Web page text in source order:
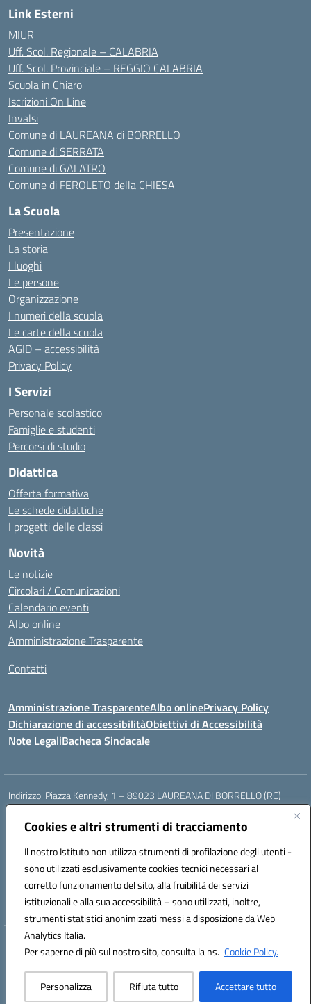
Cookies e altri strumenti di tracciamento
Il nostro Istituto non utilizza strumenti di profilazione degli utenti -
sono utilizzati esclusivamente cookies tecnici necessari al
corretto funzionamento del sito, alla fruibilità dei servizi
istituzionali e alla sua accessibilità – sono utilizzati, inoltre,
strumenti statistici anonimizzati messi a disposizione da Web
Analytics Italia.
Per saperne di più sul nostro sito, consulta la ns. Cookie Policy.
Personalizza Rifiuta tutto Accettare tutto
Link Esterni
MIUR
Uff. Scol. Regionale – CALABRIA
Uff. Scol. Provinciale – REGGIO CALABRIA
Scuola in Chiaro
Iscrizioni On Line
Invalsi
Comune di LAUREANA di BORRELLO
Comune di SERRATA
Comune di GALATRO
Comune di FEROLETO della CHIESA
La Scuola
Presentazione
La storia
I luoghi
Le persone
Organizzazione
I numeri della scuola
Le carte della scuola
AGID – accessibilità
Privacy Policy
I Servizi
Personale scolastico
Famiglie e studenti
Percorsi di studio
Didattica
Offerta formativa
Le schede didattiche
I progetti delle classi
Novità
Le notizie
Circolari / Comunicazioni
Calendario eventi
Albo online
Amministrazione Trasparente
Contatti
Amministrazione TrasparenteAlbo onlinePrivacy Policy
Dichiarazione di accessibilitàObiettivi di Accessibilità
Note LegaliBacheca Sindacale
Indirizzo: Piazza Kennedy, 1 – 89023 LAUREANA DI BORRELLO (RC)
Centralino:
Posta elettronica certificata (PEC):rcic84800t@pec.istruzione.it
Codice fiscale: 82000940807
Codice meccanografico:RCIC84800T
Codice Indice delle Pubbliche Amministrazioni (IPA): istsc_rcic84800t
Codice unico di fatturazione (CUF): UF3A7N
Hosting & Powered by 3D Solution S.r.l.
Concept & Design by Designers Italia